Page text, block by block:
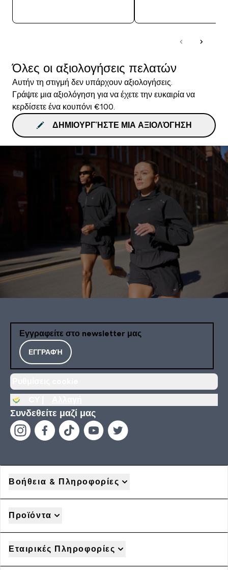
Όλες οι αξιολογήσεις πελατών
Αυτήν τη στιγμή δεν υπάρχουν αξιολογήσεις.
Γράψτε μια αξιολόγηση για να έχετε την ευκαιρία να
κερδίσετε ένα κουπόνι €100.
ΔΗΜΙΟΥΡΓΉΣΤΕ ΜΙΑ ΑΞΙΟΛΌΓΗΣΗ
Εγγραφείτε στο newsletter μας
ΕΓΓΡΑΦΉ
Συνδεθείτε μαζί μας
Βοήθεια & Πληροφορίες
Προϊόντα
Εταιρικές Πληροφορίες